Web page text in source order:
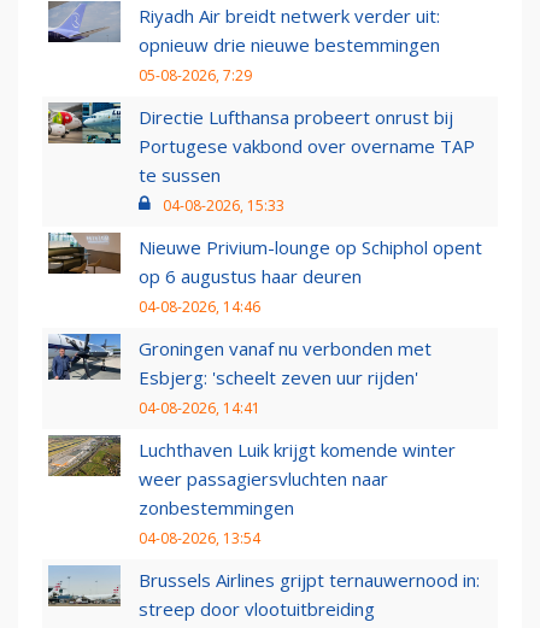
Riyadh Air breidt netwerk verder uit:
opnieuw drie nieuwe bestemmingen
05-08-2026, 7:29
Directie Lufthansa probeert onrust bij
Portugese vakbond over overname TAP
te sussen
04-08-2026, 15:33
Nieuwe Privium-lounge op Schiphol opent
op 6 augustus haar deuren
04-08-2026, 14:46
Groningen vanaf nu verbonden met
Esbjerg: 'scheelt zeven uur rijden'
04-08-2026, 14:41
Luchthaven Luik krijgt komende winter
weer passagiersvluchten naar
zonbestemmingen
04-08-2026, 13:54
Brussels Airlines grijpt ternauwernood in:
streep door vlootuitbreiding